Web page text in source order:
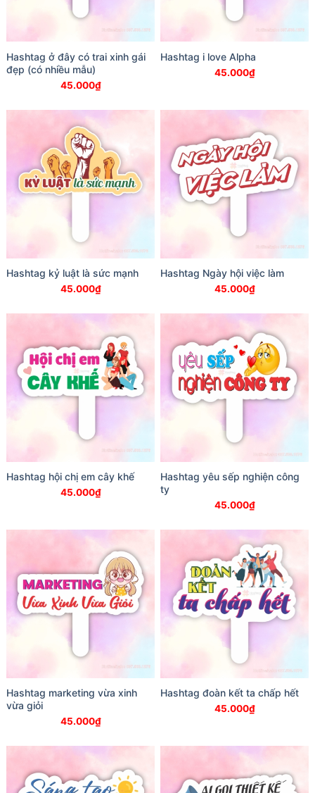
Hashtag ở đây có trai xinh gái
đẹp (có nhiều mẫu)
45.000₫
Hashtag i love Alpha
45.000₫
Hashtag kỷ luật là sức mạnh
45.000₫
Hashtag Ngày hội việc làm
45.000₫
Hashtag hội chị em cây khế
45.000₫
Hashtag yêu sếp nghiện công
ty
45.000₫
Hashtag marketing vừa xinh
vừa giỏi
45.000₫
Hashtag đoàn kết ta chấp hết
45.000₫